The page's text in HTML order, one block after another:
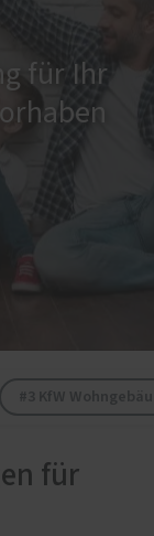
für Ihr
für